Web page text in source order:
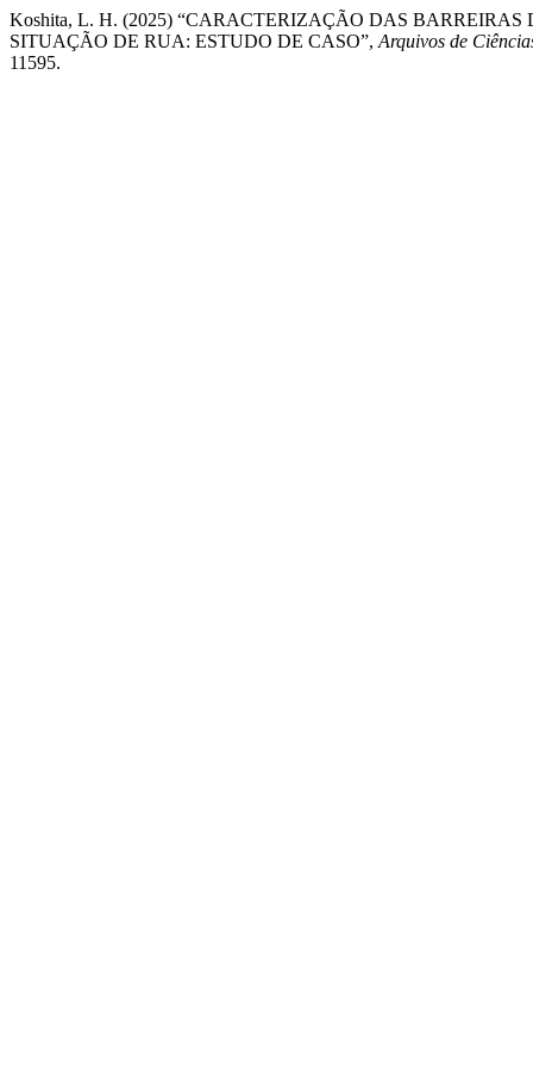
Koshita, L. H. (2025) “CARACTERIZAÇÃO DAS
SITUAÇÃO DE RUA: ESTUDO DE CASO”, Arquivos de
11595.